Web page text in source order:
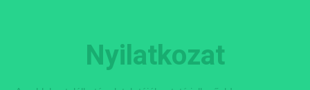
Nyilatkozat